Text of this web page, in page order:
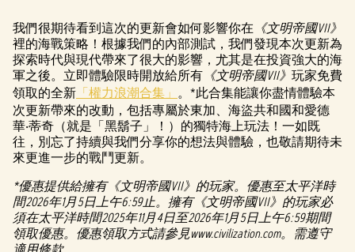
我們很期待看到這次的更新會如何影響你在 《文明帝國VII》
裡的海戰策略！根據我們的內部測試，我們發現本次更新為
探索時代與現代帶來了很大的影響，尤其是在投資強大的海
軍之後。立即體驗限時開放給所有 《文明帝國VII》 玩家免費
領取的全新 「權力浪潮合集」 。*此合集能讓你盡情體驗本
次更新帶來的改動，包括專屬於東加、海盜共和國和愛德
華‧蒂奇（就是「黑鬍子」！）的獨特海上玩法！一如既
往，別忘了持續與我們分享你的想法與體驗，也敬請期待未
來更進一步的戰鬥更新。
*優惠提供給擁有《文明帝國VII》的玩家。優惠至太平洋時
間2026年1月5日上午6:59止。擁有《文明帝國VII》的玩家必
須在太平洋時間2025年11月4日至2026年1月5日上午6:59期間
領取優惠。優惠領取方式請參見www.civilization.com。需遵守